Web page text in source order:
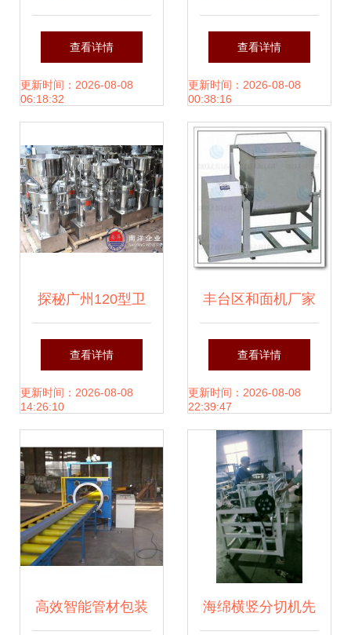
机设备 苏州工程机
械的领先标杆
查看详情
更新时间：2026-08-08
06:18:32
效灌装机械的行业
选择
查看详情
更新时间：2026-08-08
00:38:16
探秘广州120型卫
生级分体胶体磨 南
洋食品机械的品质
查看详情
更新时间：2026-08-08
14:26:10
丰台区和面机厂家
直销价格考察——
北京汇升利食品机
械经营部
查看详情
更新时间：2026-08-08
22:39:47
高效智能管材包装 海绵横竖分切机先